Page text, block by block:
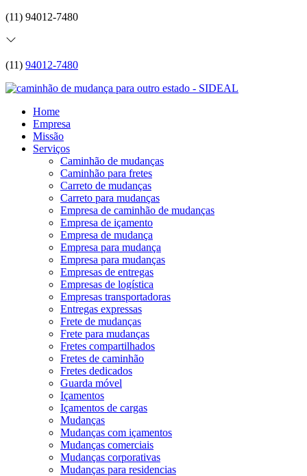
(11) 94012-7480
(11) 94012-7480
Home
Empresa
Missão
Serviços
Caminhão de mudanças
Caminhão para fretes
Carreto de mudanças
Carreto para mudanças
Empresa de caminhão de mudanças
Empresa de içamento
Empresa de mudança
Empresa para mudança
Empresa para mudanças
Empresas de entregas
Empresas de logística
Empresas transportadoras
Entregas expressas
Frete de mudanças
Frete para mudanças
Fretes compartilhados
Fretes de caminhão
Fretes dedicados
Guarda móvel
Içamentos
Içamentos de cargas
Mudanças
Mudanças com içamentos
Mudanças comerciais
Mudanças corporativas
Mudanças para residencias